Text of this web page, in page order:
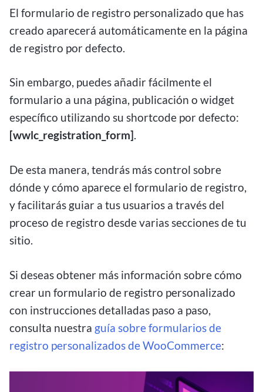
El formulario de registro personalizado que has
creado aparecerá automáticamente en la página
de registro por defecto.
Sin embargo, puedes añadir fácilmente el
formulario a una página, publicación o widget
específico utilizando su shortcode por defecto:
[wwlc_registration_form].
De esta manera, tendrás más control sobre
dónde y cómo aparece el formulario de registro,
y facilitarás guiar a tus usuarios a través del
proceso de registro desde varias secciones de tu
sitio.
Si deseas obtener más información sobre cómo
crear un formulario de registro personalizado
con instrucciones detalladas paso a paso,
consulta nuestra guía sobre formularios de
registro personalizados de WooCommerce: